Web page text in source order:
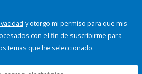
y otorgo mi permiso para que mis
con el fin de suscribirme para
temas que he seleccionado.